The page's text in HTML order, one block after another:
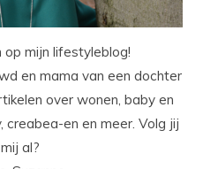
op mijn lifestyleblog!
en mama van een dochter
over wonen, baby en
creabea-en en meer. Volg jij
mij al?